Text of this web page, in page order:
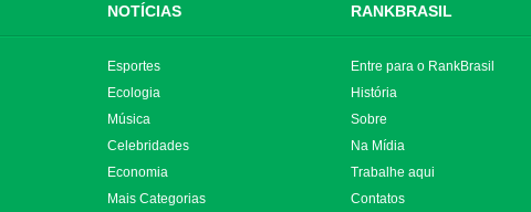
NOTÍCIAS RANKBRASIL
Esportes
Ecologia
Música
Celebridades
Economia
Mais Categorias
Entre para o RankBrasil
História
Sobre
Na Mídia
Trabalhe aqui
Contatos